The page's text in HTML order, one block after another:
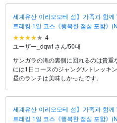
세계유산 이리오모테 섬】가족과 함
트레킹 1일 코스《행복한 점심 포함》
4
ユーザー_dqwf さん/50대
サンガラの滝の裏側に回れるのは貴
には1日コースのジャングルトレッキ
昼のランチは美味しかったです。
세계유산 이리오모테 섬】가족과 함
트레킹 1일 코스《행복한 점심 포함》